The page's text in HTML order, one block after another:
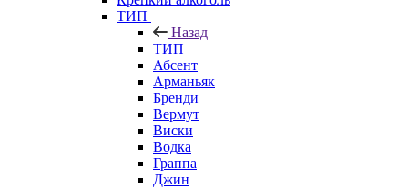
ТИП
Назад
ТИП
Абсент
Арманьяк
Бренди
Вермут
Виски
Водка
Граппа
Джин